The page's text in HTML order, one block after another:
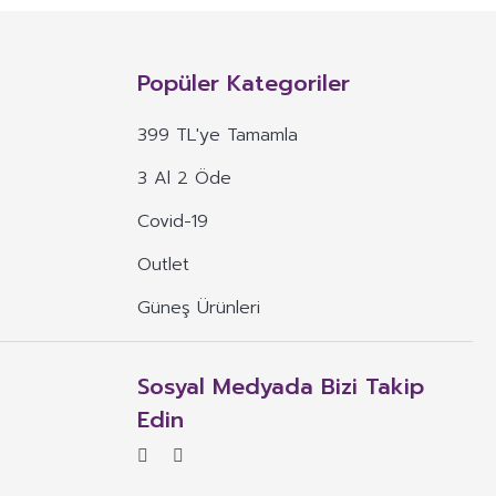
maddelerin konsantre veya ekstraktlarının tek başına veya
dozu belirlenmiş ürünleri ifade eder.
böyle özelliklere atıfta bulunan ifadeler yer alamaz.
eden veya vurgulayan ifadeler yer alamaz.
Popüler Kategoriler
399 TL'ye Tamamla
3 Al 2 Öde
Covid-19
Outlet
Güneş Ürünleri
Sosyal Medyada Bizi Takip
Edin